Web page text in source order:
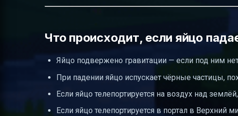
Что происходит, если яйцо
Яйцо подвержено гравитации — если под ним
При падении яйцо испускает чёрные частицы,
Если яйцо телепортируется на воздух над
Если яйцо телепортируется в портал в Верхний